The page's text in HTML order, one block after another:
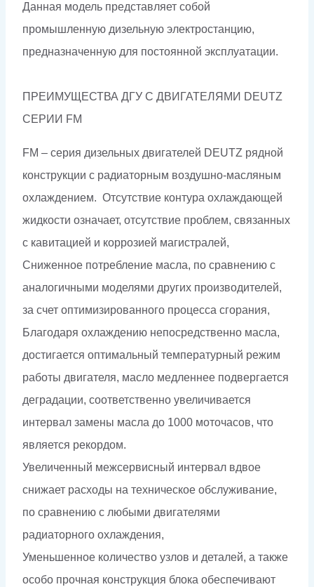
Данная модель представляет собой
промышленную дизельную электростанцию,
предназначенную для постоянной эксплуатации.
ПРЕИМУЩЕСТВА ДГУ С ДВИГАТЕЛЯМИ DEUTZ
СЕРИИ FМ
FМ – серия дизельных двигателей DEUTZ рядной
конструкции с радиаторным воздушно-масляным
охлаждением. Отсутствие контура охлаждающей
жидкости означает, отсутствие проблем, связанных
с кавитацией и коррозией магистралей,
Сниженное потребление масла, по сравнению с
аналогичными моделями других производителей,
за счет оптимизированного процесса сгорания,
Благодаря охлаждению непосредственно масла,
достигается оптимальный температурный режим
работы двигателя, масло медленнее подвергается
деградации, соответственно увеличивается
интервал замены масла до 1000 моточасов, что
является рекордом.
Увеличенный межсервисный интервал вдвое
снижает расходы на техническое обслуживание,
по сравнению с любыми двигателями
радиаторного охлаждения,
Уменьшенное количество узлов и деталей, а также
особо прочная конструкция блока обеспечивают